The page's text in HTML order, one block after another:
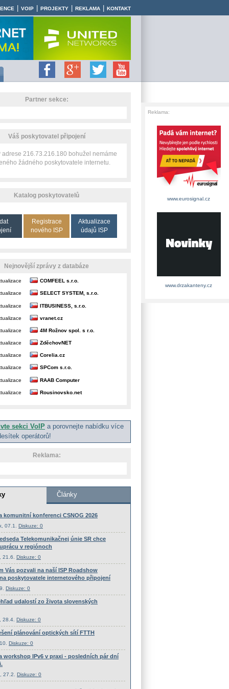
VOIP PROJEKTY REKLAMA KONTAKT
Partner sekce:
Váš poskytovatel připojení
adrese 216.73.216.180 bohužel nemáme
žádného poskytovatele internetu.
Katalog poskytovatelů
Registrace
nového ISP
Aktualizace
údajů ISP
Nejnovější zprávy z databáze
COMFEEL s.r.o.
SELECT SYSTEM, s.r.o.
ITBUSINESS, s.r.o.
vranet.cz
4M Rožnov spol. s r.o.
ZděchovNET
Corelia.cz
SPCom s.r.o.
RAAB Computer
Rousinovsko.net
sekci VoIP a porovnejte nabídku více
operátorů!
Reklama:
Reklama:
www.eurosignal.cz
www.drzakanteny.cz